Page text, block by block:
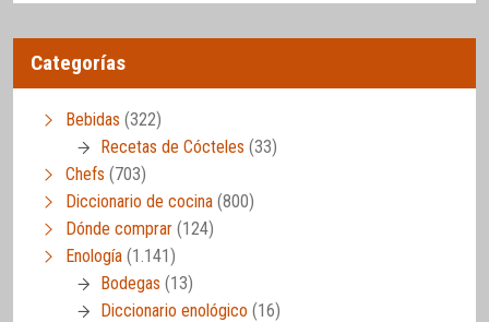
Categorías
Bebidas (322)
Recetas de Cócteles (33)
Chefs (703)
Diccionario de cocina (800)
Dónde comprar (124)
Enología (1.141)
Bodegas (13)
Diccionario enológico (16)